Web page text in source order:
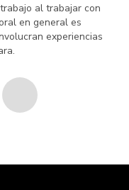
al trabajar con
en general es
experiencias